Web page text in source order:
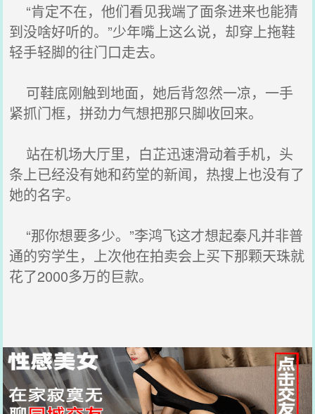
“肯定不在，他们看见我端了面条进来也能猜
到没啥好听的。”少年嘴上这么说，却穿上拖鞋
轻手轻脚的往门口走去。
可鞋底刚触到地面，她后背忽然一凉，一手
紧抓门框，拼劲力气想把那只脚收回来。
站在机场大厅里，白芷迅速滑动着手机，头
条上已经没有她和药堂的新闻，热搜上也没有了
她的名字。
“那你想要多少。”李鸿飞这才想起秦凡并非普
通的穷学生，上次他在拍卖会上买下那颗天珠就
花了2000多万的巨款。